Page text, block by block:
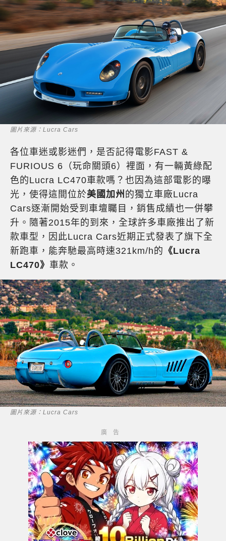
圖片來源：Lucra Cars
各位車迷或影迷們，是否記得電影FAST &
FURIOUS 6（玩命關頭6）裡面，有一輛黃綠配
色的Lucra LC470車款嗎？也因為這部電影的曝
光，使得這間位於美國加州 的獨立車廠Lucra
Cars逐漸開始受到車壇矚目，銷售成績也一併攀
升。隨著2015年的到來，全球許多車廠推出了新
款車型，因此Lucra Cars近期正式發表了旗下全
新跑車，能奔馳最高時速321km/h的 《Lucra
LC470》 車款。
圖片來源：Lucra Cars